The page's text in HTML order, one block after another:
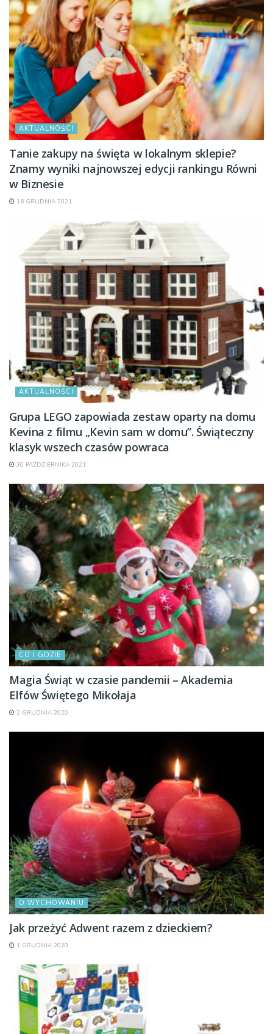
AKTUALNOŚCI
Tanie zakupy na święta w lokalnym sklepie?
Znamy wyniki najnowszej edycji rankingu Równi
w Biznesie
16 GRUDNIA 2021
AKTUALNOŚCI
Grupa LEGO zapowiada zestaw oparty na domu
Kevina z filmu „Kevin sam w domu”. Świąteczny
klasyk wszech czasów powraca
30 PAŹDZIERNIKA 2021
CO I GDZIE
Magia Świąt w czasie pandemii – Akademia
Elfów Świętego Mikołaja
2 GRUDNIA 2020
O WYCHOWANIU
Jak przeżyć Adwent razem z dzieckiem?
1 GRUDNIA 2020